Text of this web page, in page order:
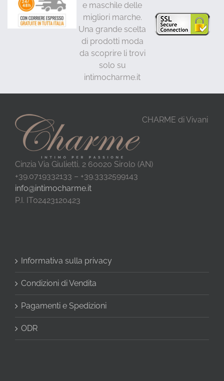
e maschile delle
migliori marche.
Una grande scelta
di prodotti moda
da scoprire li trovi
solo su
intimocharme.it
CHARME di Vivani
Cinzia Via Giulietti, 2 60020 Sirolo (AN)
+39.0719332133 – +39.3332599143
info@intimocharme.it
P.I. IT02423120423
Informativa sulla privacy
Condizioni di Vendita
Pagamenti e Spedizioni
ODR